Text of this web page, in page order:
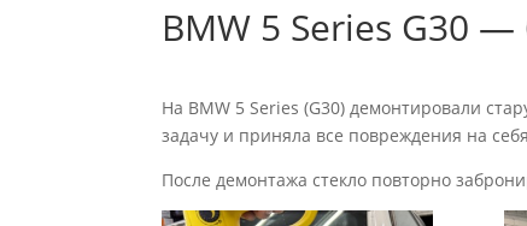
BMW 5 Series G30
На BMW 5 Series (G30) демонтировали
задачу и приняла все повреждения на
После демонтажа стекло повторно